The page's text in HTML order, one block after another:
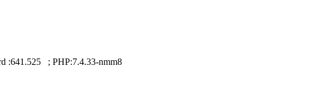
:641.525 ; PHP:7.4.33-nmm8